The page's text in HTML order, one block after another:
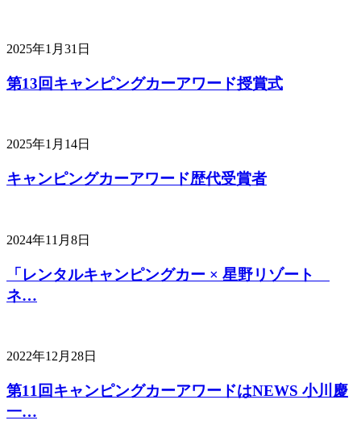
2025年1月31日
第13回キャンピングカーアワード授賞式
2025年1月14日
キャンピングカーアワード歴代受賞者
2024年11月8日
「レンタルキャンピングカー × 星野リゾート
ネ…
2022年12月28日
第11回キャンピングカーアワードはNEWS 小川慶
一…